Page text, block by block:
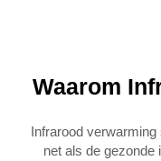
Waarom
Infrarood
net als de gezonde